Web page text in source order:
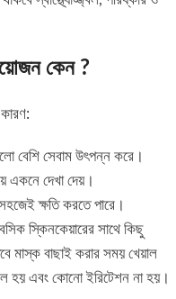
কেন ?
বেশি সেবাম উৎপন্ন করে।
দেখা দেয়।
ক্ষতি করতে পারে।
স্কিনকেয়ারের সাথে কিছু
মাস্ক বাছাই করার সময় খেয়াল
হয় এবং কোনো ইরিটেশন না হয়।